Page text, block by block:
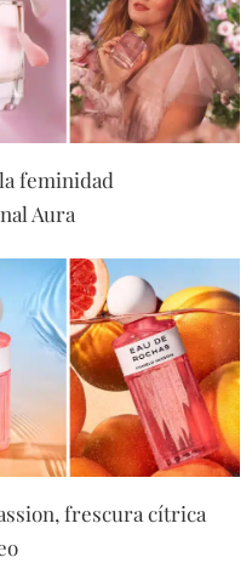
feminidad
Aura
frescura cítrica